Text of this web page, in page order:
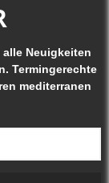
Neuigkeiten
Termingerechte
mediterranen